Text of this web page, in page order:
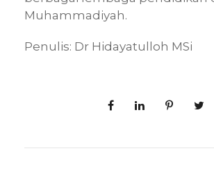
Muhammadiyah.
Penulis: Dr Hidayatulloh MSi